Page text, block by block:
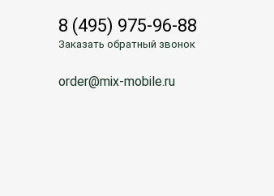
8 (495) 975-96-88
Заказать обратный звонок
order@mix-mobile.ru